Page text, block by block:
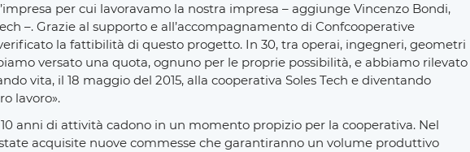
per cui lavoravamo la nostra impresa – aggiunge Vincenzo Bondi,
–. Grazie al supporto e all’accompagnamento di Confcooperative
la fattibilità di questo progetto. In 30, tra operai, ingegneri, geometri
versato una quota, ognuno per le proprie possibilità, e abbiamo rilevato
vita, il 18 maggio del 2015, alla cooperativa Soles Tech e diventando
lavoro».
anni di attività cadono in un momento propizio per la cooperativa. Nel
acquisite nuove commesse che garantiranno un volume produttivo